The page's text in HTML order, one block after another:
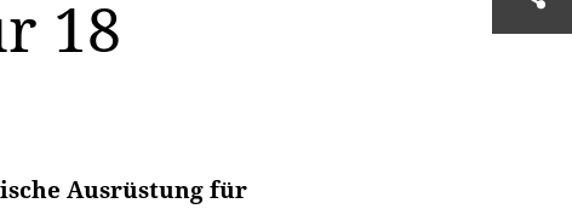
18
Ausrüstung für